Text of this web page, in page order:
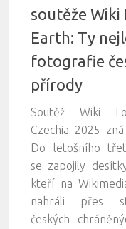
soutěže Wiki
Earth: Ty
fotografie
přírody
Soutěž Wiki
Czechia 2025
Do letošního
se zapojily
kteří na
nahráli přes
českých